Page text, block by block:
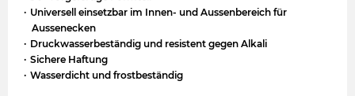
Universell einsetzbar im Innen- und Aussenbereich für
Aussenecken
Druckwasserbeständig und resistent gegen Alkali
Sichere Haftung
Wasserdicht und frostbeständig